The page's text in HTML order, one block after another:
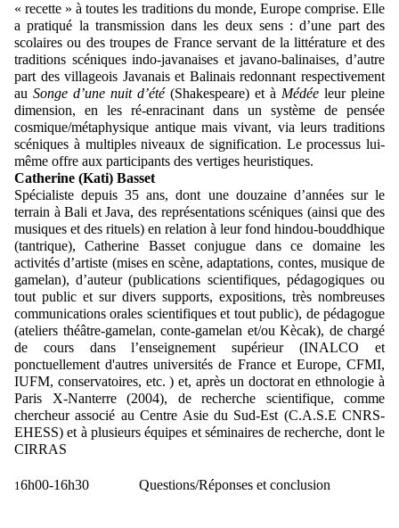
« recette » à toutes les traditions du monde, Europe comprise. Elle
a pratiqué la transmission dans les deux sens : d’une part des
scolaires ou des troupes de France servant de la littérature et des
traditions scéniques indo-javanaises et javano-balinaises, d’autre
part des villageois Javanais et Balinais redonnant respectivement
au Songe d’une nuit d’été(Shakespeare) et à Médée leur pleine
dimension, en les ré-enracinant dans un système de pensée
cosmique/métaphysique antique mais vivant, via leurs traditions
scéniques à multiples niveaux de signification. Le processus lui-
même offre aux participants des vertiges heuristiques.
Catherine (Kati) Basset
Spécialiste depuis 35 ans, dont une douzaine d’années sur le
terrain à Bali et Java, des représentations scéniques (ainsi que des
musiques et des rituels) en relation à leur fond hindou-bouddhique
(tantrique), Catherine Basset conjugue dans ce domaine les
activités d’artiste (mises en scène, adaptations, contes, musique de
gamelan), d’auteur (publications scientifiques, pédagogiques ou
tout public et sur divers supports, expositions, très nombreuses
communications orales scientifiques et tout public), de pédagogue
(ateliers théâtre-gamelan, conte-gamelan et/ou Kècak), de chargé
de cours dans l’enseignement supérieur (INALCO et
ponctuellement d'autres universités de France et Europe, CFMI,
IUFM, conservatoires, etc. ) et, après un doctorat en ethnologie à
Paris X-Nanterre (2004), de recherche scientifique, comme
chercheur associé au Centre Asie du Sud-Est (C.A.S.E CNRS-
EHESS) et à plusieurs équipes et séminaires de recherche, dont le
CIRRAS
16h00-16h30 Questions/Réponses et conclusion